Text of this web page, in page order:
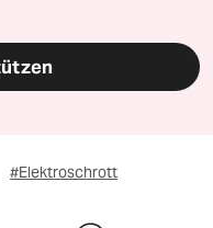
#Elektroschrott